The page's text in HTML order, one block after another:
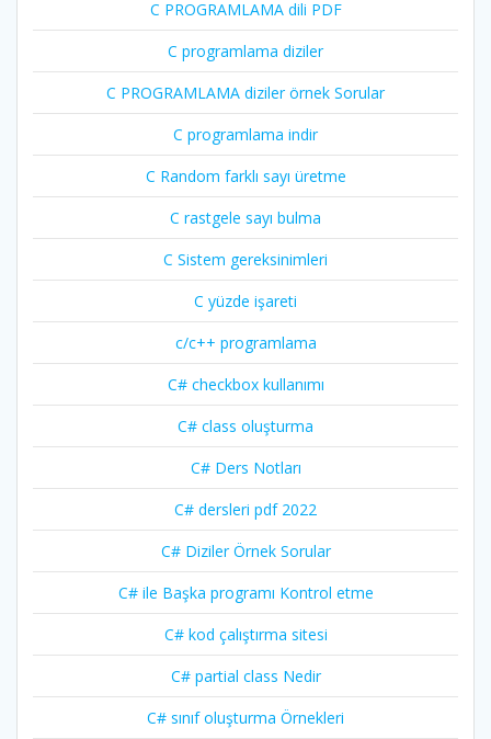
C PROGRAMLAMA dili PDF
C programlama diziler
C PROGRAMLAMA diziler örnek Sorular
C programlama indir
C Random farklı sayı üretme
C rastgele sayı bulma
C Sistem gereksinimleri
C yüzde işareti
c/c++ programlama
C# checkbox kullanımı
C# class oluşturma
C# Ders Notları
C# dersleri pdf 2022
C# Diziler Örnek Sorular
C# ile Başka programı Kontrol etme
C# kod çalıştırma sitesi
C# partial class Nedir
C# sınıf oluşturma Örnekleri